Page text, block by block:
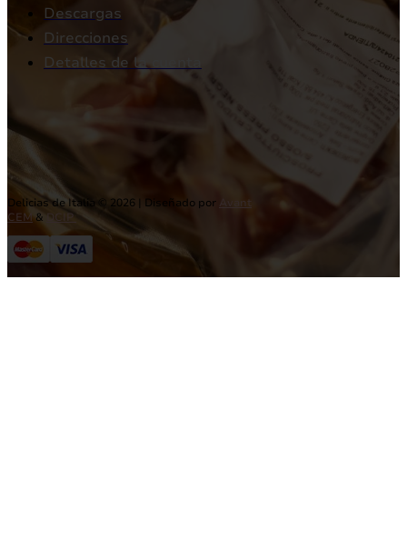
Descargas
Direcciones
Detalles de la cuenta
Delicias de Italia © 2026 | Diseñado por Avant
CEM& DCIP